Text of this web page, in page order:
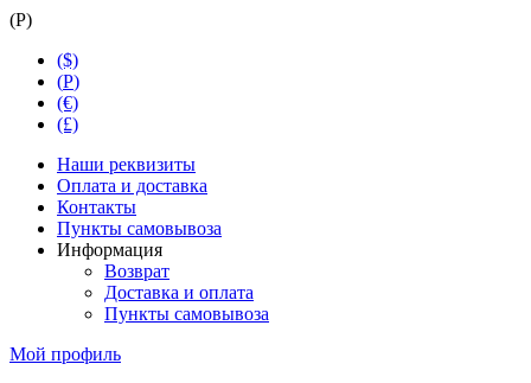
(Р)
($)
(Р)
(€)
(£)
Наши реквизиты
Оплата и доставка
Контакты
Пункты самовывоза
Информация
Возврат
Доставка и оплата
Пункты самовывоза
Мой профиль